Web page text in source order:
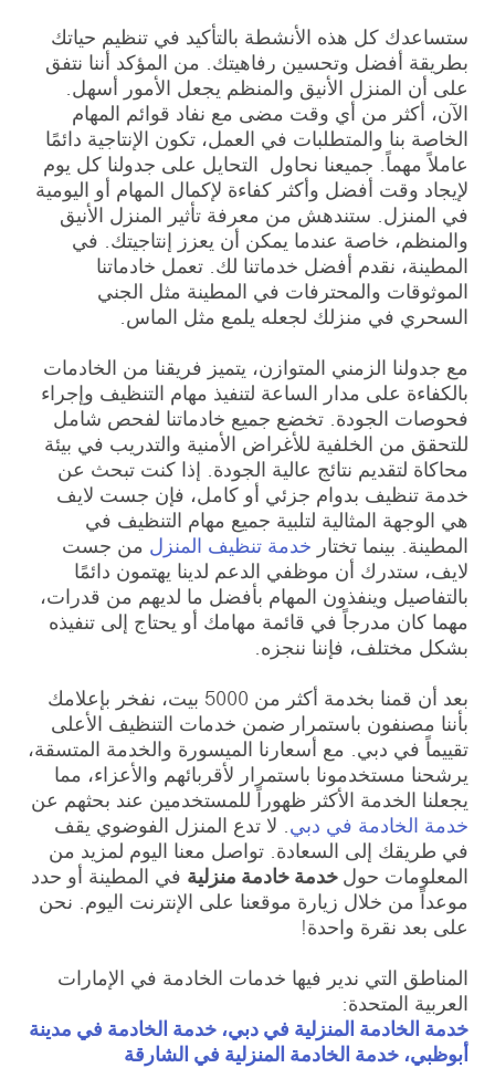
ستساعدك كل هذه الأنشطة بالتأكيد في تنظيم حياتك
بطريقة أفضل وتحسين رفاهيتك. من المؤكد أننا نتفق
على أن المنزل الأنيق والمنظم يجعل الأمور أسهل.
الآن، أكثر من أي وقت مضى مع نفاد قوائم المهام
الخاصة بنا والمتطلبات في العمل، تكون الإنتاجية دائمًا
عاملاً مهماً. جميعنا نحاول التحايل على جدولنا كل يوم
لإيجاد وقت أفضل وأكثر كفاءة لإكمال المهام أو اليومية
في المنزل. ستندهش من معرفة تأثير المنزل الأنيق
والمنظم، خاصة عندما يمكن أن يعزز إنتاجيتك. في
المطينة، نقدم أفضل خدماتنا لك. تعمل خادماتنا
الموثوقات والمحترفات في المطينة مثل الجني
السحري في منزلك لجعله يلمع مثل الماس.
مع جدولنا الزمني المتوازن، يتميز فريقنا من الخادمات
بالكفاءة على مدار الساعة لتنفيذ مهام التنظيف وإجراء
فحوصات الجودة. تخضع جميع خادماتنا لفحص شامل
للتحقق من الخلفية للأغراض الأمنية والتدريب في بيئة
محاكاة لتقديم نتائج عالية الجودة. إذا كنت تبحث عن
خدمة تنظيف بدوام جزئي أو كامل، فإن جست لايف
هي الوجهة المثالية لتلبية جميع مهام التنظيف في
المطينة. بينما تختار خدمة تنظيف المنزل من جست
لايف، ستدرك أن موظفي الدعم لدينا يهتمون دائمًا
بالتفاصيل وينفذون المهام بأفضل ما لديهم من قدرات،
مهما كان مدرجاً في قائمة مهامك أو يحتاج إلى تنفيذه
بشكل مختلف، فإننا ننجزه.
بعد أن قمنا بخدمة أكثر من 5000 بيت، نفخر بإعلامك
بأننا مصنفون باستمرار ضمن خدمات التنظيف الأعلى
تقييماً في دبي. مع أسعارنا الميسورة والخدمة المتسقة،
يرشحنا مستخدمونا باستمرار لأقربائهم والأعزاء، مما
يجعلنا الخدمة الأكثر ظهوراً للمستخدمين عند بحثهم عن
خدمة الخادمة في دبي. لا تدع المنزل الفوضوي يقف
في طريقك إلى السعادة. تواصل معنا اليوم لمزيد من
المعلومات حول خدمة خادمة منزلية في المطينة أو حدد
موعداً من خلال زيارة موقعنا على الإنترنت اليوم. نحن
على بعد نقرة واحدة!
المناطق التي ندير فيها خدمات الخادمة في الإمارات
العربية المتحدة:
خدمة الخادمة المنزلية في دبي، خدمة الخادمة في مدينة
أبوظبي، خدمة الخادمة المنزلية في الشارقة